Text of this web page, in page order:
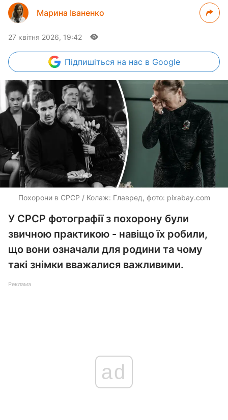
Марина Іваненко
27 квітня 2026, 19:42
Підпишіться на нас в Google
Похорони в СРСР / Колаж: Главред, фото: pixabay.com
У СРСР фотографії з похорону були
звичною практикою - навіщо їх робили,
що вони означали для родини та чому
такі знімки вважалися важливими.
Реклама
ad